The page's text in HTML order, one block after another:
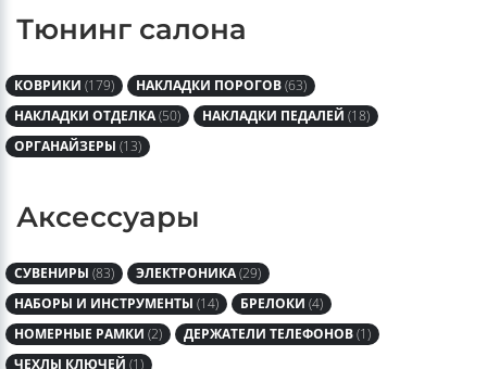
Тюнинг салона
КОВРИКИ (179) НАКЛАДКИ ПОРОГОВ(63)
НАКЛАДКИ ОТДЕЛКА(50) НАКЛАДКИ ПЕДАЛЕЙ (18)
ОРГАНАЙЗЕРЫ (13)
Аксессуары
СУВЕНИРЫ(83) ЭЛЕКТРОНИКА(29)
НАБОРЫ И ИНСТРУМЕНТЫ(14) БРЕЛОКИ(4)
НОМЕРНЫЕ РАМКИ(2) ДЕРЖАТЕЛИ ТЕЛЕФОНОВ(1)
ЧЕХЛЫ КЛЮЧЕЙ(1)